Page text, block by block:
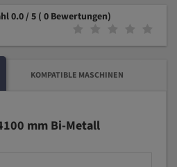
0.0 / 5 ( 0 Bewertungen)
KOMPATIBLE MASCHINEN
mm Bi-Metall